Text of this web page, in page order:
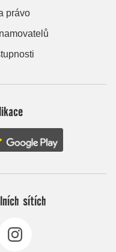
právo
sítích